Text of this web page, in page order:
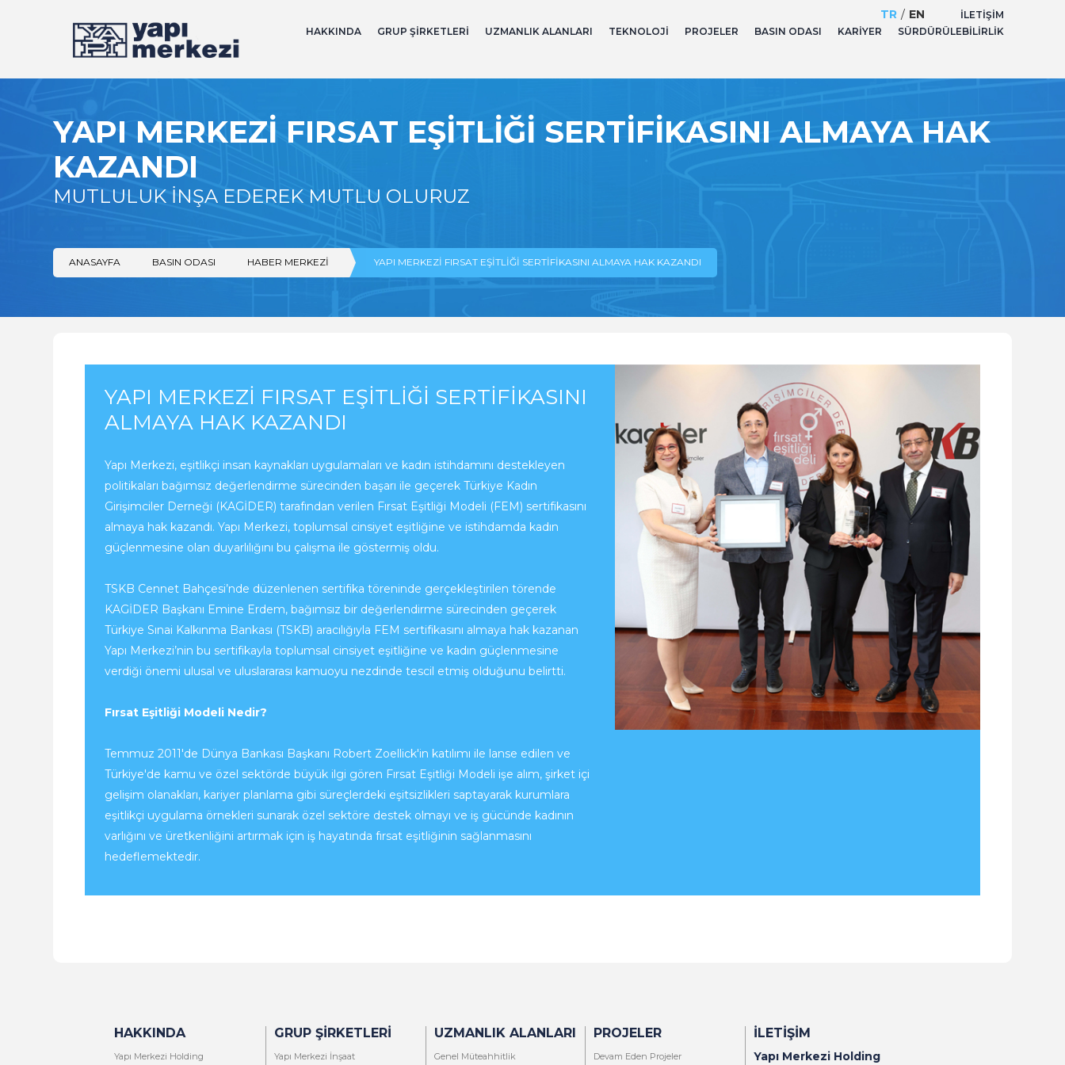
TR / EN
HAKKINDA GRUP ŞIRKETLERI UZMANLIK ALANLARI TEKNOLOJI PROJELER BASIN ODASI KARIYER SÜRDÜRÜLEBILIRLIK
İLETIŞIM
YAPI MERKEZI FIRSAT EŞITLIĞI SERTIFIKASINI ALMAYA HAK
KAZANDI
MUTLULUK İNŞA EDEREK MUTLU OLURUZ
ANASAYFA BASIN ODASI HABER MERKEZI YAPI MERKEZI FIRSAT EŞITLIĞI SERTIFIKASINI ALMAYA HAK KAZANDI
YAPI MERKEZI FIRSAT EŞITLIĞI SERTIFIKASINI
ALMAYA HAK KAZANDI
Yapı Merkezi, eşitlikçi insan kaynakları uygulamaları ve kadın istihdamını destekleyen
politikaları bağımsız değerlendirme sürecinden başarı ile geçerek Türkiye Kadın
Girişimciler Derneği (KAGİDER) tarafından verilen Fırsat Eşitliği Modeli (FEM) sertifikasını
almaya hak kazandı. Yapı Merkezi, toplumsal cinsiyet eşitliğine ve istihdamda kadın
güçlenmesine olan duyarlılığını bu çalışma ile göstermiş oldu.
TSKB Cennet Bahçesi’nde düzenlenen sertifika töreninde gerçekleştirilen törende
KAGİDER Başkanı Emine Erdem, bağımsız bir değerlendirme sürecinden geçerek
Türkiye Sınai Kalkınma Bankası (TSKB) aracılığıyla FEM sertifikasını almaya hak kazanan
Yapı Merkezi’nin bu sertifikayla toplumsal cinsiyet eşitliğine ve kadın güçlenmesine
verdiği önemi ulusal ve uluslararası kamuoyu nezdinde tescil etmiş olduğunu belirtti.
Fırsat Eşitliği Modeli Nedir?
Temmuz 2011'de Dünya Bankası Başkanı Robert Zoellick'in katılımı ile lanse edilen ve
Türkiye'de kamu ve özel sektörde büyük ilgi gören Fırsat Eşitliği Modeli işe alım, şirket içi
gelişim olanakları, kariyer planlama gibi süreçlerdeki eşitsizlikleri saptayarak kurumlara
eşitlikçi uygulama örnekleri sunarak özel sektöre destek olmayı ve iş gücünde kadının
varlığını ve üretkenliğini artırmak için iş hayatında fırsat eşitliğinin sağlanmasını
hedeflemektedir.
HAKKINDA
Yapı Merkezi Holding
GRUP ŞIRKETLERI
Yapı Merkezi İnşaat
UZMANLIK ALANLARI
Genel Müteahhitlik
PROJELER
Devam Eden Projeler
İLETIŞIM
Yapı Merkezi Holding